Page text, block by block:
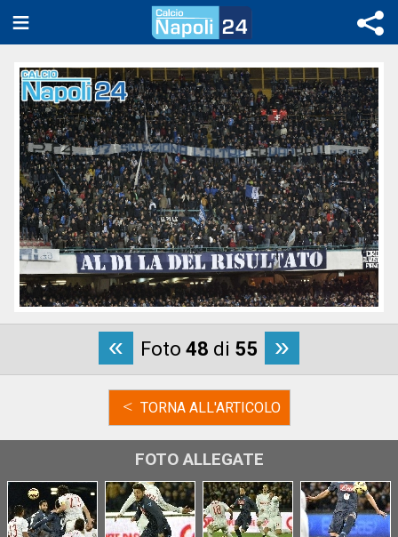
« Foto 48 di 55 »
< TORNA ALL'ARTICOLO
FOTO ALLEGATE